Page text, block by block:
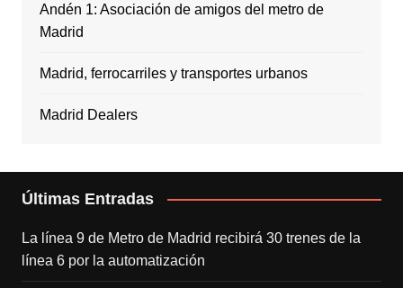
Andén 1: Asociación de amigos del metro de
Madrid
Madrid, ferrocarriles y transportes urbanos
Madrid Dealers
Últimas Entradas
La línea 9 de Metro de Madrid recibirá 30 trenes de la
línea 6 por la automatización